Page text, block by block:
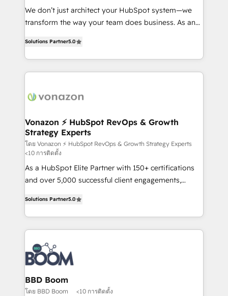
Canada, Germany, France, Belgium, Singapore, and
South Africa. Certified compliant with ISO/IEC
international offices and 175+ employees.
We don’t just architect your HubSpot system—we
transform the way your team does business. As an
creating tailored, end-to-end CRM solutions that
accelerate growth, improve operational efficiency,
and ensure faster time to value on HubSpot. What
day one, our team takes the time to deeply
strategies that deliver impactful results. Our mission
is to empower you to unlock HubSpot’s full potential
—faster. Through expert training, unmatched
responsiveness, and ongoing support, we equip
your team to adopt new systems with confidence
and achieve a unified, data-driven approach to
Solutions Partner5.0
Vonazon ⚡ HubSpot RevOps & Growth
Strategy Experts
โดย Vonazon ⚡ HubSpot RevOps & Growth Strategy Experts
<10 การติดตั้ง
As a HubSpot Elite Partner with 150+ certifications
and over 5,000 successful client engagements,
measurable, scalable growth. From onboarding to
enterprise-grade campaigns, our in-house team
builds scalable strategies that drive long-term
revenue. ⚙️ HubSpot Integration & Optimization •
Seamless CRM, CMS, and automation setup •
Complex platform migrations and data cleanups •
Custom APIs and third-party integrations 📈 End-to-
End Revenue Acceleration • Lifecycle marketing and
Solutions Partner5.0
BBD Boom
โดย BBD Boom <10 การติดตั้ง